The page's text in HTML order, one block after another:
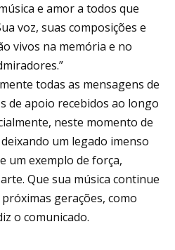
e amor a todos que
voz, suas composições e
vivos na memória e no
todas as mensagens de
de apoio recebidos ao longo
neste momento de
um legado imenso
um exemplo de força,
Que sua música continue
gerações, como
o comunicado.